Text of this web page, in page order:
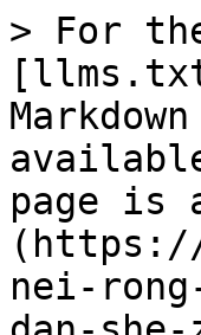
> For
page is
(https://
nei-